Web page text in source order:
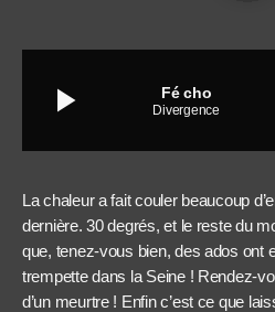
play_arrow Fé cho
Divergence
La chaleur a fait couler beaucoup
dernière. 30 degrés, et le reste du
que, tenez-vous bien, des ados ont
trempette dans la Seine ! Rendez-
d’un meurtre ! Enfin c’est ce que